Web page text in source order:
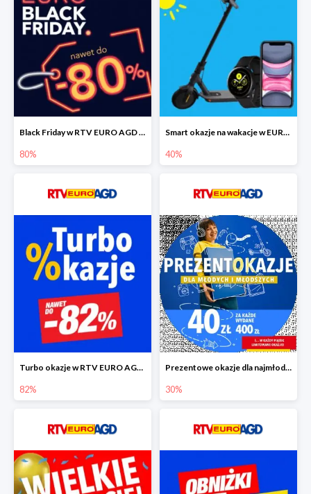
Black Friday w RTV EURO AGD do -80%
80%
Smart okazje na wakacje w EURO RTV AGD do -40%
40%
Turbo okazje w RTV EURO AGD do -82%
82%
Prezentowe okazje dla najmłodszych w RTV EURO AGD
30%